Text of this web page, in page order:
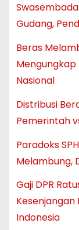
Gudang,
Beras
Mengungkap
Nasional
Distribusi
Pemerintah
Paradoks
Melambung,
Gaji DPR
Indonesia